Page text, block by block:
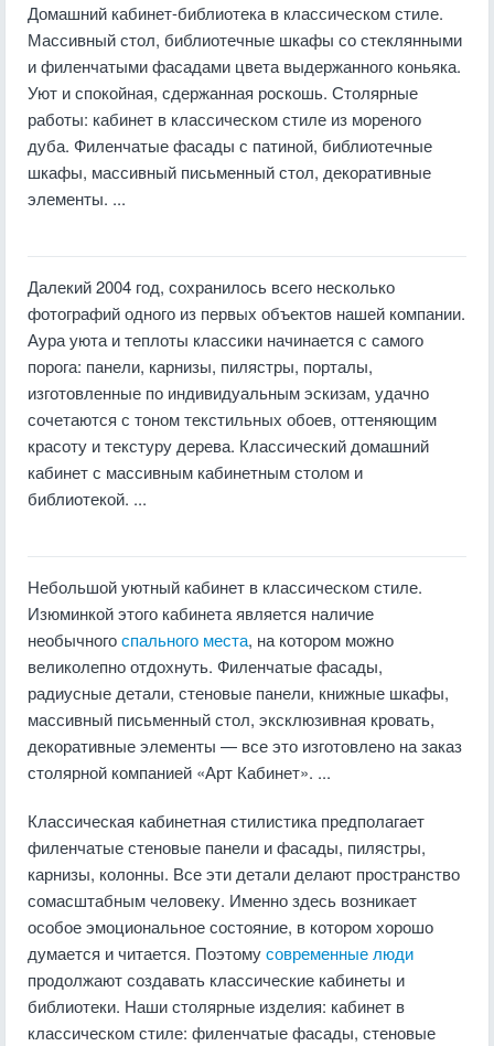
Домашний кабинет-библиотека в классическом стиле.
Массивный стол, библиотечные шкафы со стеклянными
и филенчатыми фасадами цвета выдержанного коньяка.
Уют и спокойная, сдержанная роскошь. Столярные
работы: кабинет в классическом стиле из мореного
дуба. Филенчатые фасады с патиной, библиотечные
шкафы, массивный письменный стол, декоративные
элементы. ...
Далекий 2004 год, сохранилось всего несколько
фотографий одного из первых объектов нашей компании.
Аура уюта и теплоты классики начинается с самого
порога: панели, карнизы, пилястры, порталы,
изготовленные по индивидуальным эскизам, удачно
сочетаются с тоном текстильных обоев, оттеняющим
красоту и текстуру дерева. Классический домашний
кабинет с массивным кабинетным столом и
библиотекой. ...
Небольшой уютный кабинет в классическом стиле.
Изюминкой этого кабинета является наличие
необычногоспального места, на котором можно
великолепно отдохнуть. Филенчатые фасады,
радиусные детали, стеновые панели, книжные шкафы,
массивный письменный стол, эксклюзивная кровать,
декоративные элементы — все это изготовлено на заказ
столярной компанией «Арт Кабинет». ...
Классическая кабинетная стилистика предполагает
филенчатые стеновые панели и фасады, пилястры,
карнизы, колонны. Все эти детали делают пространство
сомасштабным человеку. Именно здесь возникает
особое эмоциональное состояние, в котором хорошо
думается и читается. Поэтомусовременные люди
продолжают создавать классические кабинеты и
библиотеки. Наши столярные изделия: кабинет в
классическом стиле: филенчатые фасады, стеновые